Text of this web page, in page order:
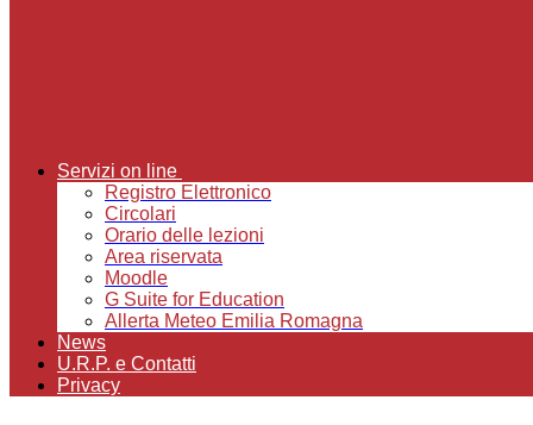
Servizi on line
Registro Elettronico
Circolari
Orario delle lezioni
Area riservata
Moodle
G Suite for Education
Allerta Meteo Emilia Romagna
News
U.R.P. e Contatti
Privacy